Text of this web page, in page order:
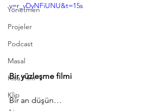
Yönetmen
Projeler
Podcast
Masal
Kısa Film
Klip
v=r_vDyNFiUNU&t=15s
Bir yüzleşme filmi
Bir an düşün…